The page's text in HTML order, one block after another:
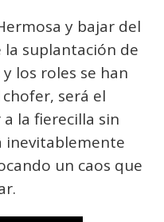
y bajar del
suplantación de
los roles se han
será el
la fierecilla sin
inevitablemente
un caos que